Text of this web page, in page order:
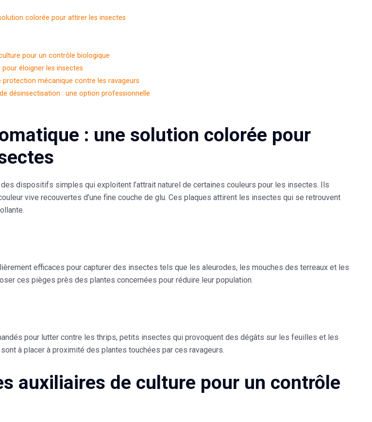
colorée pour attirer les insectes
pour un contrôle biologique
éloigner les insectes
protection mécanique contre les ravageurs
désinsectisation : une option professionnelle
: une solution colorée pour
dispositifs simples qui exploitent l’attrait naturel de certaines couleurs pour les insectes. Ils
vive recouvertes d’une fine couche de glu. Ces plaques attirent les insectes qui se retrouvent
efficaces pour capturer des insectes tels que les aleurodes, les mouches des terreaux et les
ces pièges près des plantes concernées pour réduire leur population.
pour lutter contre les thrips, petits insectes qui provoquent des dégâts sur les feuilles et les
à placer à proximité des plantes touchées par ces ravageurs.
auxiliaires de culture pour un contrôle